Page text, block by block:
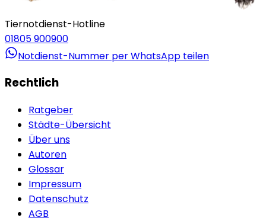
Tiernotdienst-Hotline
01805 900900
Notdienst-Nummer per WhatsApp teilen
Rechtlich
Ratgeber
Städte-Übersicht
Über uns
Autoren
Glossar
Impressum
Datenschutz
AGB